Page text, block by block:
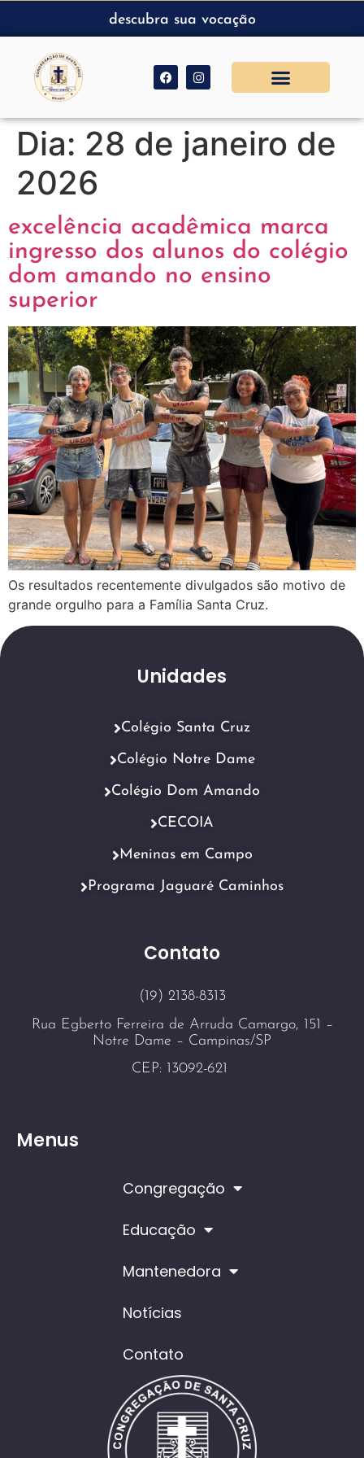
descubra sua vocação
Dia: 28 de janeiro de
2026
excelência acadêmica marca
ingresso dos alunos do colégio
dom amando no ensino
superior
Os resultados recentemente divulgados são motivo de
grande orgulho para a Família Santa Cruz.
Contato
(19) 2138-8313
Rua Egberto Ferreira de Arruda Camargo, 151 –
Notre Dame – Campinas/SP
CEP: 13092-621
Menus
Congregação
Educação
Mantenedora
Notícias
Contato
Unidades
Colégio Santa Cruz
Colégio Notre Dame
Colégio Dom Amando
CECOIA
Meninas em Campo
Programa Jaguaré Caminhos